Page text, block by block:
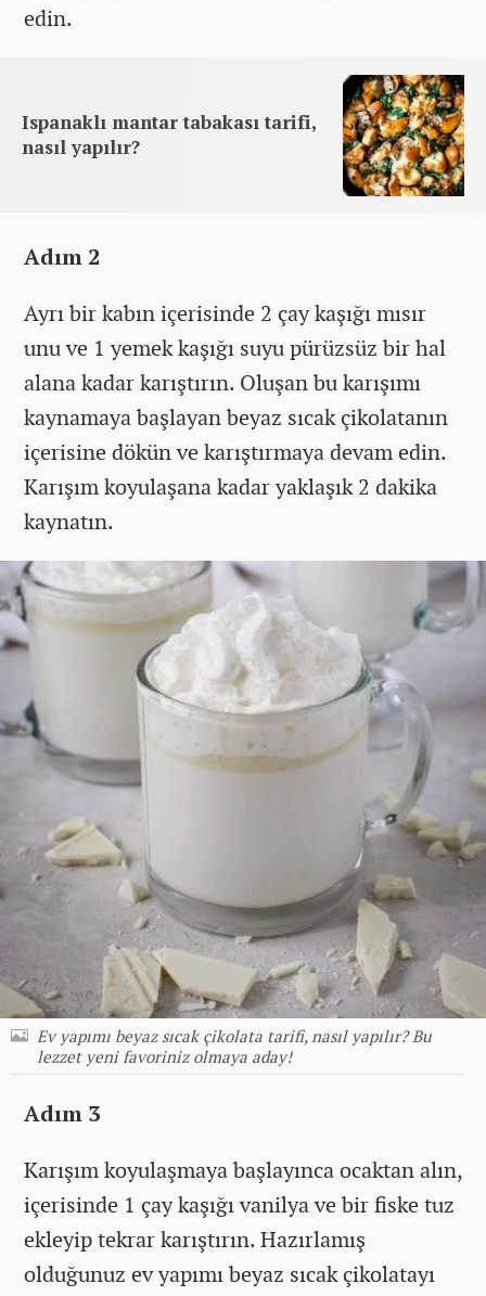
edin.
Ispanaklı mantar tabakası tarifi,
nasıl yapılır?
Adım 2
Ayrı bir kabın içerisinde 2 çay kaşığı mısır
unu ve 1 yemek kaşığı suyu pürüzsüz bir hal
alana kadar karıştırın. Oluşan bu karışımı
kaynamaya başlayan beyaz sıcak çikolatanın
içerisine dökün ve karıştırmaya devam edin.
Karışım koyulaşana kadar yaklaşık 2 dakika
kaynatın.
Ev yapımı beyaz sıcak çikolata tarifi, nasıl yapılır? Bu
lezzet yeni favoriniz olmaya aday!
Adım 3
Karışım koyulaşmaya başlayınca ocaktan alın,
içerisinde 1 çay kaşığı vanilya ve bir fiske tuz
ekleyip tekrar karıştırın. Hazırlamış
olduğunuz ev yapımı beyaz sıcak çikolatayı